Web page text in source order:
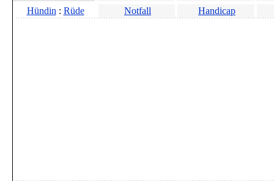
Hündin : Rüde Notfall Handicap